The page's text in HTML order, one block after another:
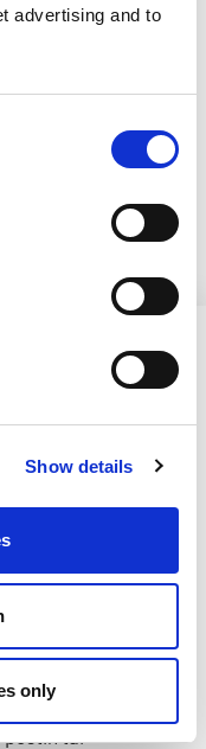
advertising and to
Show details
only
Leirivartionsa
kaksi päivää
toiveiden